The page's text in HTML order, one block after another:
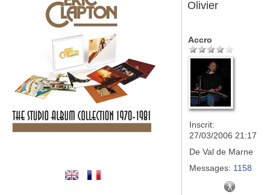
Olivier
Accro
Inscrit:
27/03/2006 21:17
De Val de Marne
Messages: 1158